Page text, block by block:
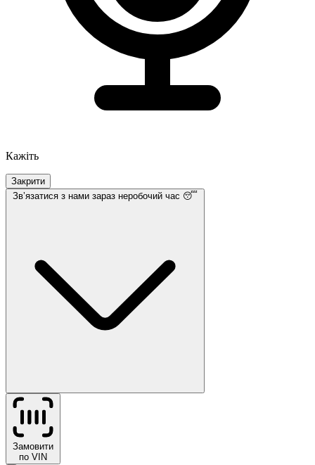
Кажіть
Закрити
Звʼязатися з нами зараз неробочий час 😴
Замовити
по VIN